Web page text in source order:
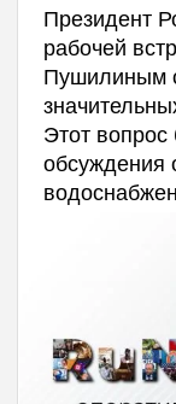
Президент
рабочей
Пушилиным
Этот вопрос
обсуждения